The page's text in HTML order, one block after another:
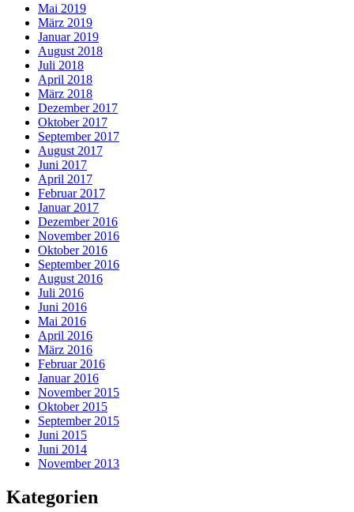
Mai 2019
März 2019
Januar 2019
August 2018
Juli 2018
April 2018
März 2018
Dezember 2017
Oktober 2017
September 2017
August 2017
Juni 2017
April 2017
Februar 2017
Januar 2017
Dezember 2016
November 2016
Oktober 2016
September 2016
August 2016
Juli 2016
Juni 2016
Mai 2016
April 2016
März 2016
Februar 2016
Januar 2016
November 2015
Oktober 2015
September 2015
Juni 2015
Juni 2014
November 2013
Kategorien